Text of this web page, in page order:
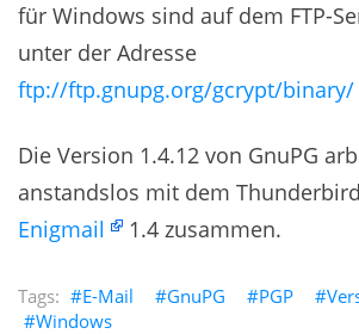
für Windows sind auf dem FTP-
unter der Adresse
ftp://ftp.gnupg.org/gcrypt/binary/
Die Version 1.4.12 von GnuPG
anstandslos mit dem
Enigmail
1.4 zusammen.
E-Mail GnuPG PGP
Windows